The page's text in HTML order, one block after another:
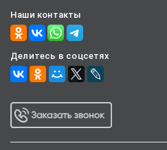
Наши контакты
Делитесь в соцсетях